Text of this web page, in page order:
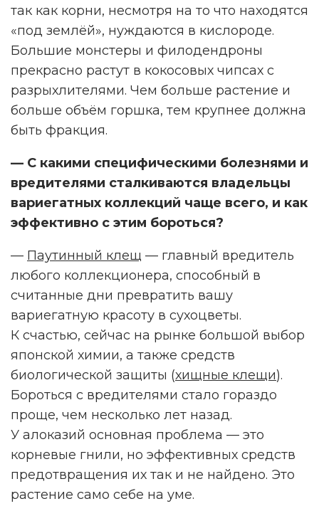
так как корни, несмотря на то что находятся
«под землёй», нуждаются в кислороде.
Большие монстеры и филодендроны
прекрасно растут в кокосовых чипсах с
разрыхлителями. Чем больше растение и
больше объём горшка, тем крупнее должна
быть фракция.
— С какими специфическими болезнями и
вредителями сталкиваются владельцы
вариегатных коллекций чаще всего, и как
эффективно с этим бороться?
— Паутинный клещ — главный вредитель
любого коллекционера, способный в
считанные дни превратить вашу
вариегатную красоту в сухоцветы.
К счастью, сейчас на рынке большой выбор
японской химии, а также средств
биологической защиты (хищные клещи).
Бороться с вредителями стало гораздо
проще, чем несколько лет назад.
У алоказий основная проблема — это
корневые гнили, но эффективных средств
предотвращения их так и не найдено. Это
растение само себе на уме.